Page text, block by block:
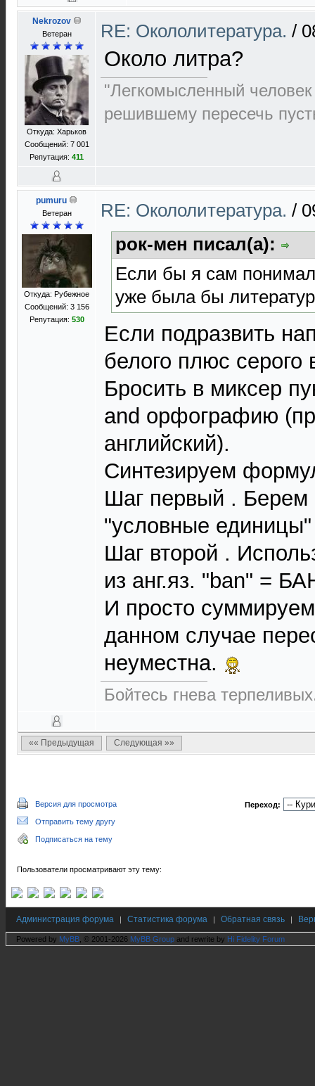
Nekrozov
Ветеран
Откуда: Харьков
Сообщений: 7 001
Репутация: 411
RE: Окололитература. /
Около литра?
"Легкомысленный
решившему пересечь
pumuru
Ветеран
Откуда: Рубежное
Сообщений: 3 156
Репутация: 530
RE: Окололитература. /
рок-мен писал(а):
Если бы я сам
уже была бы
Если подразвить
белого плюс
Бросить в миксер
and орфографию
английский).
Синтезируем
Шаг первый . Берем
"условные
Шаг второй .
из анг.яз. "ban" =
И просто суммируем
данном случае
неуместна.
Бойтесь гнева
«« Предыдущая Следующая »»
Версия для просмотра
Отправить тему другу
Подписаться на тему
Переход:
Пользователи просматривают эту тему:
Администрация форума | Статистика форума | Обратная связь |
Powered by MyBB , © 2001-2026 MyBB Group and rewrite by Hi Fidelity Forum